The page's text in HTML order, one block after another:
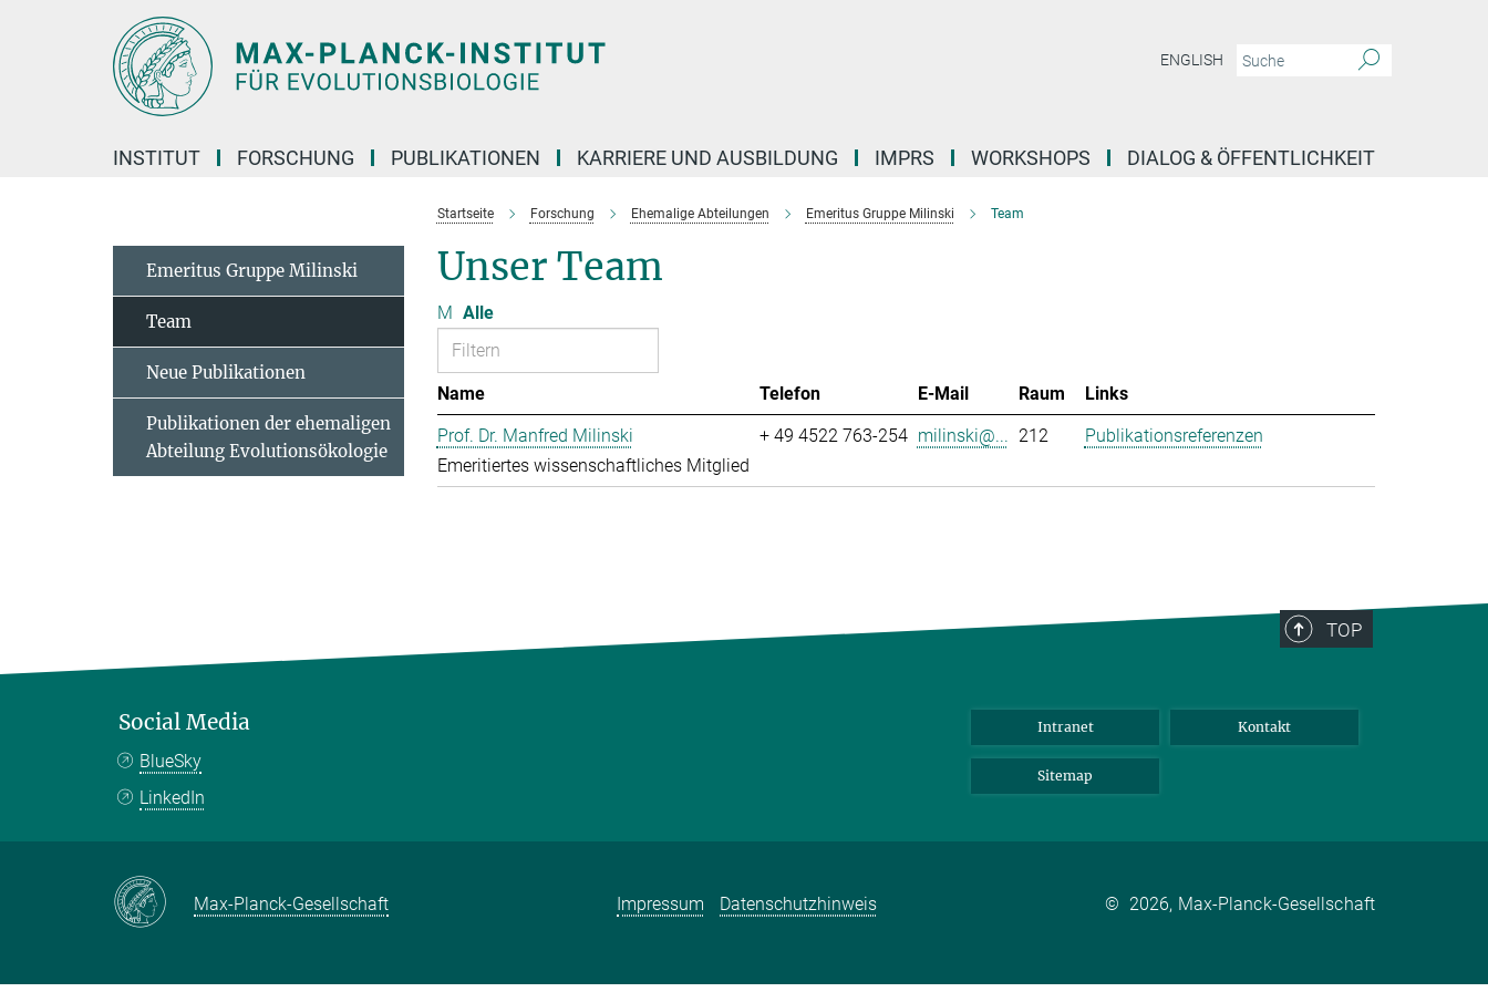
ENGLISH
INSTITUT FORSCHUNG PUBLIKATIONEN KARRIERE UND AUSBILDUNG IMPRS WORKSHOPS DIALOG & ÖFFENTLICHKEIT
Startseite Forschung Ehemalige Abteilungen Emeritus Gruppe Milinski Team
Unser Team
M Alle
Name Telefon E-Mail Raum
Links
Prof. Dr. Manfred Milinski
Emeritiertes wissenschaftliches Mitglied
+ 49 4522 763-254 milinski@... 212 Publikationsreferenzen
Emeritus Gruppe Milinski
Team
Neue Publikationen
Publikationen der ehemaligen
Abteilung Evolutionsökologie
TOP
Social Media
BlueSky
LinkedIn
Intranet Kontakt
Sitemap
Max-Planck-Gesellschaft Impressum Datenschutzhinweis © 2026, Max-Planck-Gesellschaft